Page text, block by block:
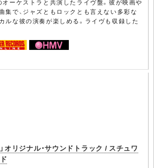
オーケストラと共演したライヴ盤。彼が映画や
集で、ジャズともロックとも言えない多彩な
ルな彼の演奏が楽しめる。ライヴも収録した
オリジナル・サウンドトラック / スチュワ